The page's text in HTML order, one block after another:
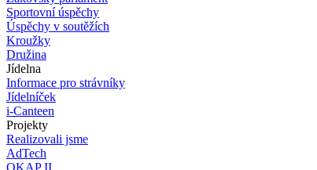
Sportovní úspěchy
Úspěchy v soutěžích
Kroužky
Družina
Jídelna
Informace pro strávníky
Jídelníček
i-Canteen
Projekty
Realizovali jsme
AdTech
OKAP II